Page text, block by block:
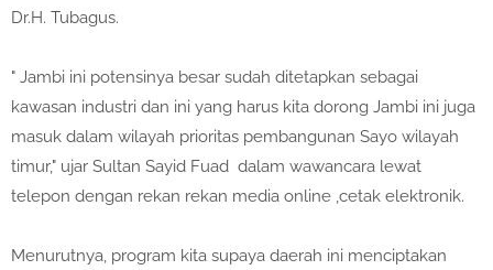
Dr.H. Tubagus.
" Jambi ini potensinya besar sudah ditetapkan sebagai
kawasan industri dan ini yang harus kita dorong Jambi ini juga
masuk dalam wilayah prioritas pembangunan Sayo wilayah
timur," ujar Sultan Sayid Fuad dalam wawancara lewat
telepon dengan rekan rekan media online ,cetak elektronik.
Menurutnya, program kita supaya daerah ini menciptakan